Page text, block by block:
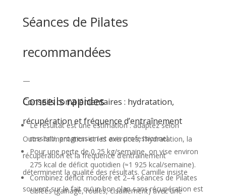
p
u
r
u
Séances de Pilates
recommandées
—
Conseils rapides
Le résultat est une estimation : adaptez selon
ressenti, progression et avis professionnel.
Pour une perte de 0,25 kg/semaine, on vise environ
275 kcal de déficit quotidien (≈1 925 kcal/semaine).
Combinez déficit modéré et 2–4 séances de Pilates
ciblées (gainage, roulés, cisaillement) avec une
Conseils complémentaires : hydratation,
récupération et fréquence d’entraînement
Outre l’alimentation et les exercices, l’hydratation, la
récupération et la fréquence d’entraînement
déterminent la qualité des résultats. Camille insiste
souvent sur le fait qu’un bon plan sans récupération est